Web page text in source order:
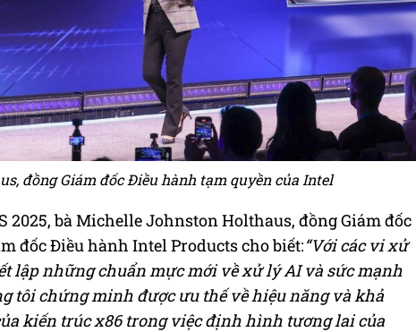
đồng Giám đốc Điều hành tạm quyền của Intel
2025, bà Michelle Johnston Holthaus, đồng Giám đốc
đốc Điều hành Intel Products cho biết:“Với các vi xử
lập những chuẩn mực mới về xử lý AI và sức mạnh
tôi chứng minh được ưu thế về hiệu năng và khả
kiến trúc x86 trong việc định hình tương lai của